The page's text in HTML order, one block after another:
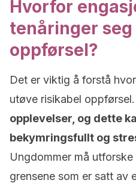
Hvorfor
tenåringer
oppførsel?
Det er viktig å forstå
utøve risikabel oppførsel.
opplevelser, og dette
bekymringsfullt og
Ungdommer må
grensene som er satt av